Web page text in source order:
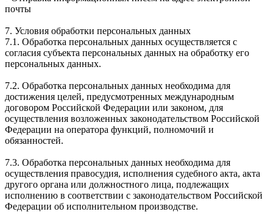
почты
7. Условия обработки персональных данных
7.1. Обработка персональных данных осуществляется с
согласия субъекта персональных данных на обработку его
персональных данных.
7.2. Обработка персональных данных необходима для
достижения целей, предусмотренных международным
договором Российской Федерации или законом, для
осуществления возложенных законодательством Российской
Федерации на оператора функций, полномочий и
обязанностей.
7.3. Обработка персональных данных необходима для
осуществления правосудия, исполнения судебного акта, акта
другого органа или должностного лица, подлежащих
исполнению в соответствии с законодательством Российской
Федерации об исполнительном производстве.